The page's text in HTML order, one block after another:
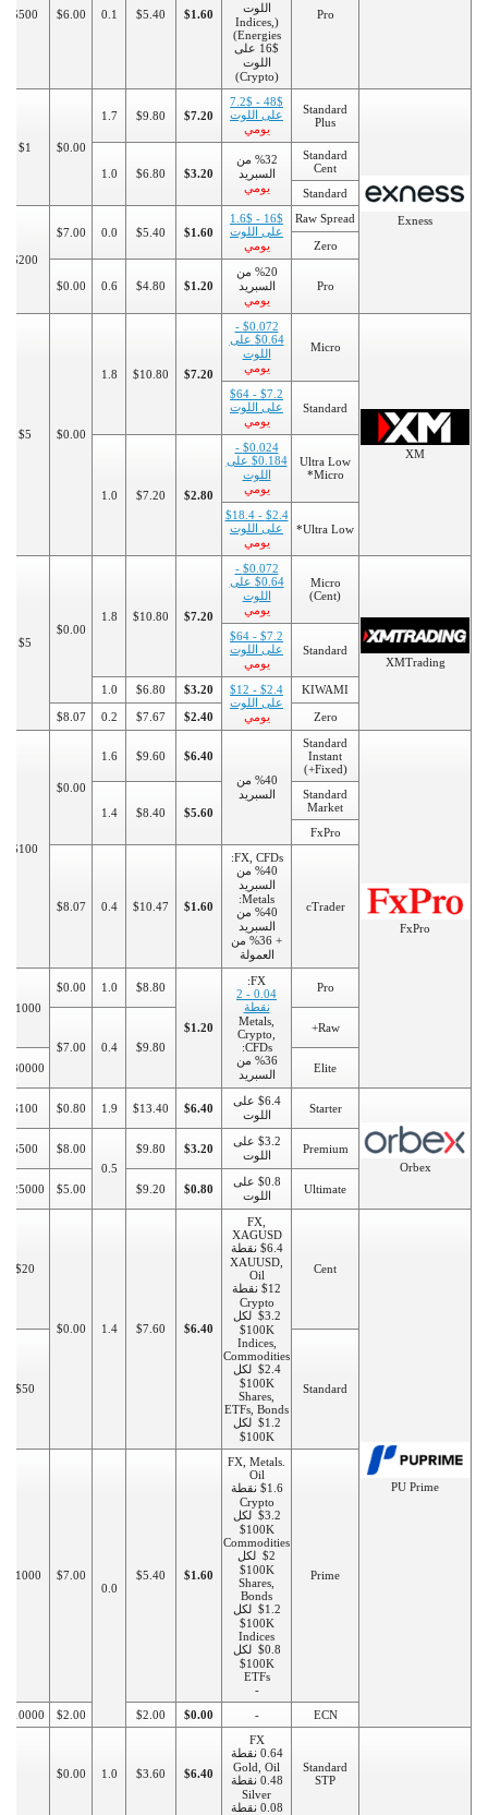
Pro
اللوت
(Indices,
Energies)
16$ على
اللوت
(Crypto)
$1.60
$5.40
0.1
$6.00
$500
Exness
Standard
Plus
48$ - 7.2$
على اللوت
يومي
$7.20
$9.80
1.7
$0.00
$1
Standard
Cent
%32 من
السبريد
يومي
$3.20
$6.80
1.0
Standard
Raw Spread
16$ - 1.6$
على اللوت
يومي
$1.60
$5.40
0.0
$7.00
$200
Zero
Pro
%20 من
السبريد
يومي
$1.20
$4.80
0.6
$0.00
XM
Micro
$0.072 -
$0.64 على
اللوت
يومي
$7.20
$10.80
1.8
$0.00
$5
Standard
$7.2 - $64
على اللوت
يومي
Ultra Low
Micro*
$0.024 -
$0.184 على
اللوت
يومي
$2.80
$7.20
1.0
Ultra Low*
$2.4 - $18.4
على اللوت
يومي
XMTrading
Micro
(Cent)
$0.072 -
$0.64 على
اللوت
يومي
$7.20
$10.80
1.8
$0.00
$5
Standard
$7.2 - $64
على اللوت
يومي
KIWAMI
$2.4 - $12
على اللوت
يومي
$3.20
$6.80
1.0
Zero
$2.40
$7.67
0.2
$8.07
FxPro
Standard
Instant
(+Fixed)
%40 من
السبريد
$6.40
$9.60
1.6
$0.00
$100
Standard
Market
$5.60
$8.40
1.4
FxPro
cTrader
FX, CFDs:
%40 من
السبريد
Metals:
%40 من
السبريد
+ %36 من
العمولة
$1.60
$10.47
0.4
$8.07
Pro
FX:
0.04 - 2
نقطة
Metals,
Crypto,
CFDs:
%36 من
السبريد
$1.20
$8.80
1.0
$0.00
$1000
Raw+
$9.80
0.4
$7.00
Elite
$30000
Orbex
Starter
$6.4 على
اللوت
$6.40
$13.40
1.9
$0.80
$100
Premium
$3.2 على
اللوت
$3.20
$9.80
0.5
$8.00
$500
Ultimate
$0.8 على
اللوت
$0.80
$9.20
$5.00
$25000
PU Prime
Cent
FX,
XAGUSD
$6.4 نقطة
XAUUSD,
Oil
$12 نقطة
Crypto
$3.2 لكل
100K$
Indices,
Commodities
$2.4 لكل
100K$
Shares,
ETFs, Bonds
$1.2 لكل
100K$
$6.40
$7.60
1.4
$0.00
$20
Standard
$50
Prime
FX, Metals.
Oil
$1.6 نقطة
Crypto
$3.2 لكل
100K$
Commodities
$2 لكل
100K$
Shares,
Bonds
$1.2 لكل
100K$
Indices
$0.8 لكل
100K$
ETFs
-
$1.60
$5.40
0.0
$7.00
$1000
ECN
-
$0.00
$2.00
$2.00
$10000
Standard
STP
FX
0.64 نقطة
Gold, Oil
0.48 نقطة
Silver
0.08 نقطة
$6.40
$3.60
1.0
$0.00